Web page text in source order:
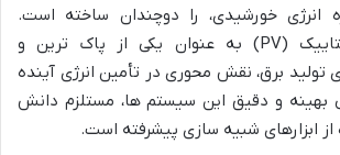
انرژی خورشیدی، را دوچندان ساخته است.
سیستم های فتوولتاییک (PV) به عنوان یکی از پاک ترین و
تولید برق، نقش محوری در تأمین انرژی آینده
بهینه و دقیق این سیستم ها، مستلزم دانش
ابزارهای شبیه سازی پیشرفته است.